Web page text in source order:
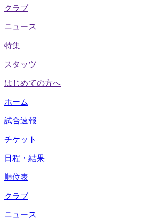
クラブ
ニュース
特集
スタッツ
はじめての方へ
ホーム
試合速報
チケット
日程・結果
順位表
クラブ
ニュース